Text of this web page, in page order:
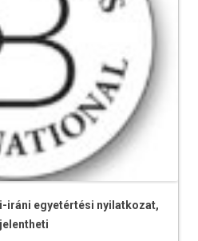
iráni egyetértési nyilatkozat,